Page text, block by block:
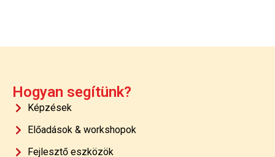
Hogyan segítünk?
Képzések
Előadások & workshopok
Fejlesztő eszközök